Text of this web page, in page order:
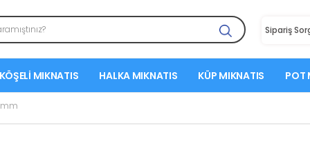
Sipariş
MIKNATIS HALKA MIKNATIS KÜP MIKNATIS POT
mm